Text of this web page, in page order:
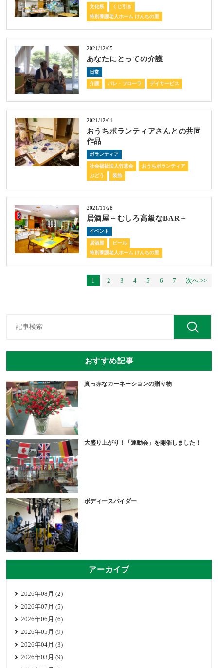
文化祭
くじ引き
特別養護老人ホーム けんちの里
2021/12/05
あなたにとっての介護
日常
介護 パレ・フローラ デイサービス
2021/12/01
おうちボランティアさんとの共同
作品
ボランティア
社会福祉法人竹恵会
おうちボランティア
ぶどう
装飾
2021/11/28
居酒屋～むしろ高級なBAR～
イベント
居酒屋
ビール
特別養護老人ホーム けんちの里
1 2 3 4 5 6 7 次へ >>
おすすめ記事
真っ赤なカーネーションの贈り物
大盛り上がり！「運動会」を開催しました！
ボディースパイダー
アーカイブ
2026年08月 (2)
2026年07月 (5)
2026年06月 (6)
2026年05月 (9)
2026年04月 (3)
2026年03月 (9)